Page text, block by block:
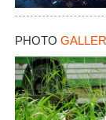
PHOTO